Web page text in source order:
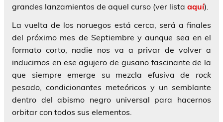
grandes lanzamientos de aquel curso (ver lista aquí).
La vuelta de los noruegos está cerca, será a finales
del próximo mes de Septiembre y aunque sea en el
formato corto, nadie nos va a privar de volver a
inducirnos en ese agujero de gusano fascinante de la
que siempre emerge su mezcla efusiva de rock
pesado, condicionantes meteóricos y un semblante
dentro del abismo negro universal para hacernos
orbitar con todos sus elementos.